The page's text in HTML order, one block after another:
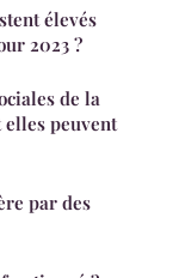
élevés
2023 ?
de la
elles peuvent
par des